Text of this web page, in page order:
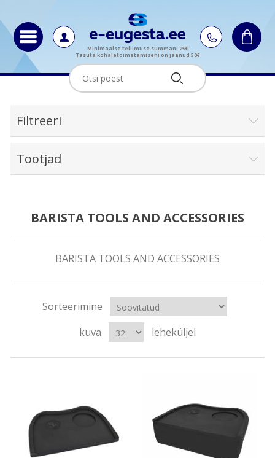
Minimaalse tellimuse summani 25€
Tasuta kohaletoimetamiseni on jäänud 50€
Filtreeri
Tootjad
BARISTA TOOLS AND ACCESSORIES
BARISTA TOOLS AND ACCESSORIES
Sorteerimine
kuva
leheküljel